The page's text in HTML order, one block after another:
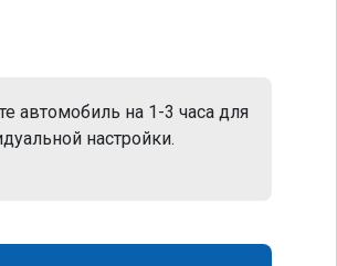
автомобиль на 1-3 часа для
настройки.